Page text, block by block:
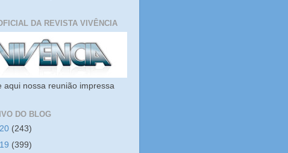
DA REVISTA VIVÊNCIA
aqui nossa reunião impressa
DO BLOG
(243)
(399)